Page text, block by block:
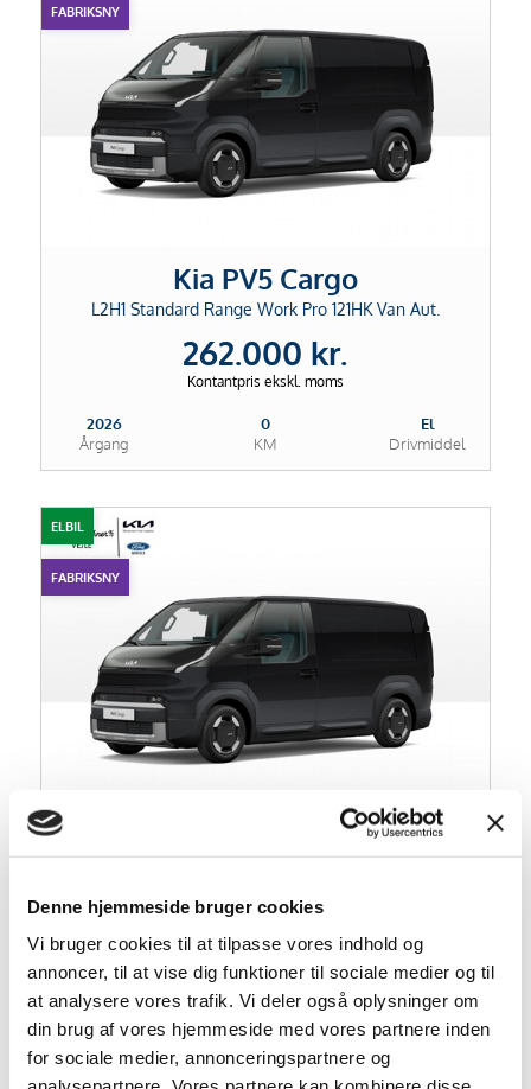
Denne hjemmeside bruger cookies
Vi bruger cookies til at tilpasse vores indhold og
annoncer, til at vise dig funktioner til sociale medier og til
at analysere vores trafik. Vi deler også oplysninger om
din brug af vores hjemmeside med vores partnere inden
for sociale medier, annonceringspartnere og
FABRIKSNY
Kia PV5 Cargo
L2H1 Standard Range Work Pro 121HK Van Aut.
262.000 kr.
Kontantpris ekskl. moms
2026
Årgang
0
KM
El
Drivmiddel
ELBIL
FABRIKSNY
238.000 kr.
Kontantpris ekskl. moms
Årgang
0
KM
Drivmiddel